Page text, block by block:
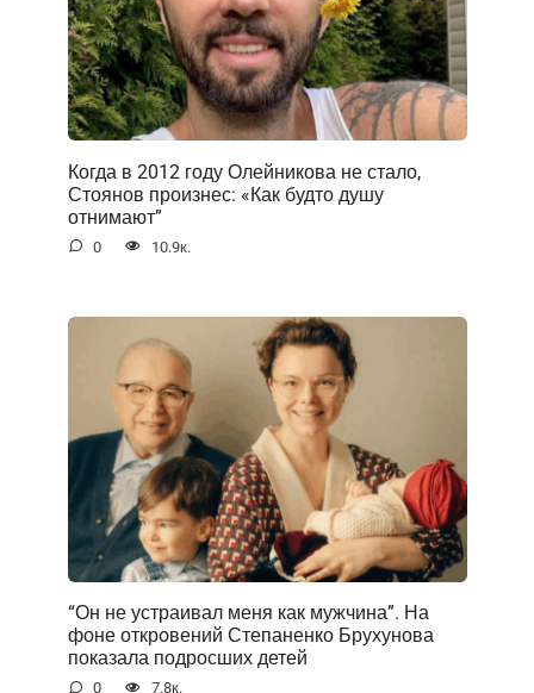
Когда в 2012 году Олейникова не стало,
Стоянов произнес: «Как будто душу
отнимают”
0 10.9к.
“Он не устраивал меня как мужчина”. На
фоне открoвений Степаненко Брухунова
показала подросших детей
0 7.8к.